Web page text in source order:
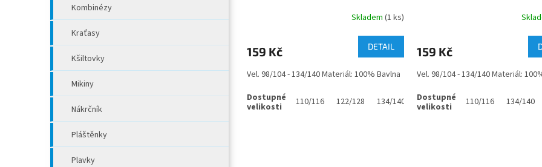
Kombinézy
Kraťasy
Kšiltovky
Mikiny
Nákrčník
Pláštěnky
Plavky
Skladem (1 ks)
159 Kč DETAIL
Vel. 98/104 - 134/140 Materiál: 100% Bavlna
110/116 122/128 134/140
159 Kč
Vel. 98/104 - 134/140 Materiál:
110/116 134/140